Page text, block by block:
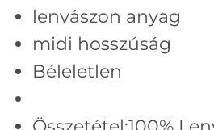
lenvászon anyag
midi hosszúság
Béleletlen